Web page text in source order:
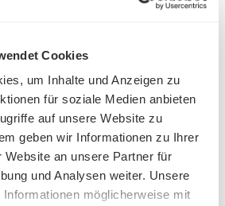
Cookies
um Inhalte und Anzeigen zu
für soziale Medien anbieten
auf unsere Website zu
geben wir Informationen zu Ihrer
Website an unsere Partner für
und Analysen weiter. Unsere
möglicherweise mit